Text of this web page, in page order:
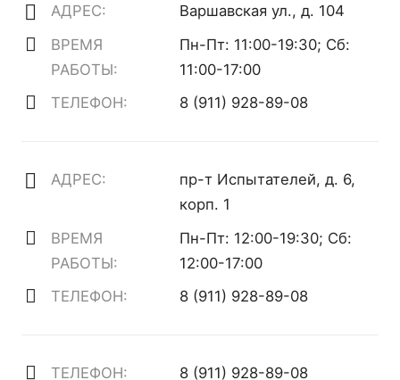
АДРЕС:
Варшавская ул., д. 104
ВРЕМЯ
РАБОТЫ:
Пн-Пт: 11:00-19:30; Сб:
11:00-17:00
ТЕЛЕФОН:
8 (911) 928-89-08
АДРЕС:
пр-т Испытателей, д. 6,
корп. 1
ВРЕМЯ
РАБОТЫ:
Пн-Пт: 12:00-19:30; Сб:
12:00-17:00
ТЕЛЕФОН:
8 (911) 928-89-08
ТЕЛЕФОН: 8 (911) 928-89-08